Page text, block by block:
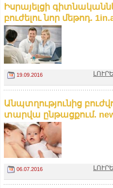
Իսրայելցի
բուժելու նոր մեթոդ.
19.09.2016
Անպտղությունից
տարվա ընթացքում.
06.07.2016